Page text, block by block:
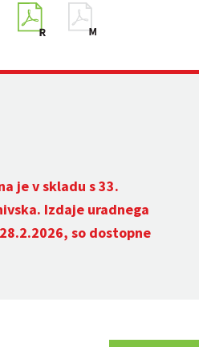
je v skladu s 33.
Izdaje uradnega
so dostopne